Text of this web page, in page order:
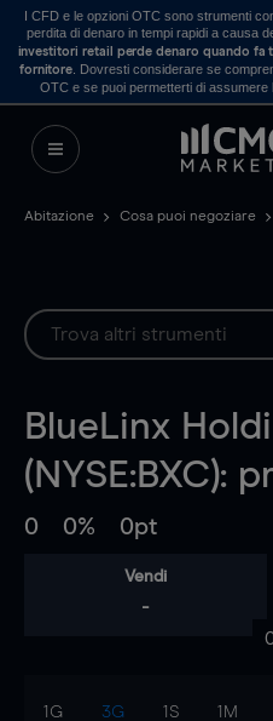
I CFD e le opzioni OTC sono strumenti
perdita di denaro in tempi rapidi a causa
investitori retail perde denaro quando fa
fornitore . Dovresti considerare se
OTC e se puoi permetterti di assumere
Abitazione Cosa puoi negoziare
BlueLinx
(NYSE:BXC):
0 0% 0pt
Vendi
-
1G 3G 1S 1M